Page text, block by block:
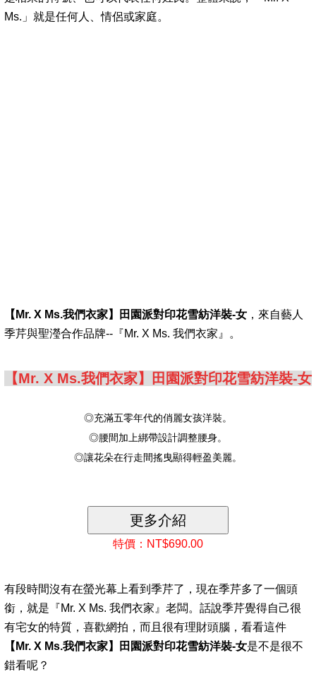
Ms.」就是任何人、情侶或家庭。
【Mr. X Ms.我們衣家】田園派對印花雪紡洋裝-女 ，來自藝人
季芹與聖瀅合作品牌--『Mr. X Ms. 我們衣家』。
【Mr. X Ms.我們衣家】田園派對印花雪紡洋裝-女
◎充滿五零年代的俏麗女孩洋裝。
◎腰間加上綁帶設計調整腰身。
◎讓花朵在行走間搖曳顯得輕盈美麗。
特價：NT$690.00
有段時間沒有在螢光幕上看到季芹了，現在季芹多了一個頭
銜，就是『Mr. X Ms. 我們衣家』老闆。話說季芹覺得自己很
有宅女的特質，喜歡網拍，而且很有理財頭腦，看看這件
【Mr. X Ms.我們衣家】田園派對印花雪紡洋裝-女是不是很不
錯看呢？